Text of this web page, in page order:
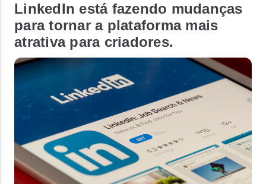
LinkedIn está fazendo mudanças
para tornar a plataforma mais
atrativa para criadores.